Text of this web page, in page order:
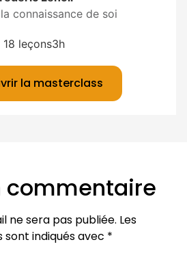
connaissance de soi
18 leçons3h
la masterclass
commentaire
ne sera pas publiée. Les
indiqués avec *